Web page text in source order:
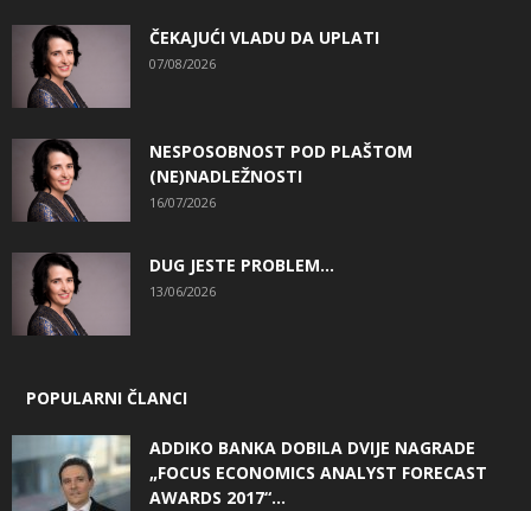
ČEKAJUĆI VLADU DA UPLATI
07/08/2026
NESPOSOBNOST POD PLAŠTOM
(NE)NADLEŽNOSTI
16/07/2026
DUG JESTE PROBLEM…
13/06/2026
POPULARNI ČLANCI
ADDIKO BANKA DOBILA DVIJE NAGRADE
„FOCUS ECONOMICS ANALYST FORECAST
AWARDS 2017“...